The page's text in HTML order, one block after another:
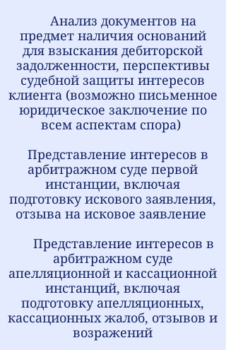
Анализ документов на
предмет наличия оснований
для взыскания дебиторской
задолженности, перспективы
судебной защиты интересов
клиента (возможно письменное
юридическое заключение по
всем аспектам спора)
Представление интересов в
арбитражном суде первой
инстанции, включая
подготовку искового заявления,
отзыва на исковое заявление
Представление интересов в
арбитражном суде
апелляционной и кассационной
инстанций, включая
подготовку апелляционных,
кассационных жалоб, отзывов и
возражений